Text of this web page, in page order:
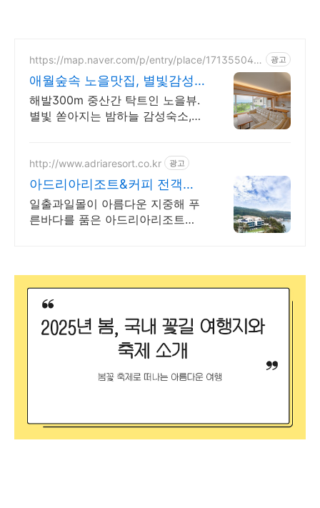
https://map.naver.com/p/entry/place/171355044
광고
애월숲속 노을맛집, 별빛감성
아기용품 완벽구비, 대가족
해발300m 중산간 탁트인 노을뷰.
별빛 쏟아지는 밤하늘 감성숙소,
로 프라이빗한 대가족 여행
http://www.adriaresort.co.kr 광고
아드리아리조트&커피 전객실
바다전망, 아로마스파
일출과일몰이 아름다운 지중해 푸
른바다를 품은 아드리아리조트에